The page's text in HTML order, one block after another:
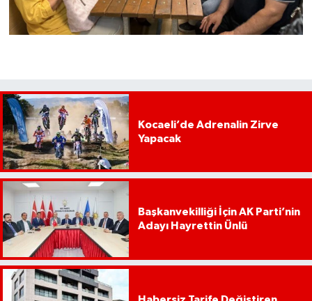
Kocaeli’de Adrenalin Zirve
Yapacak
Başkanvekilliği İçin AK Parti’nin
Adayı Hayrettin Ünlü